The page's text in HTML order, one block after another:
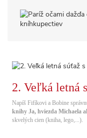
2. Veľká letná
Napíš Fifíkovi a Bobine
knihy Ja, hviezda Michaela
skvelých cien (kniha, lego,...).